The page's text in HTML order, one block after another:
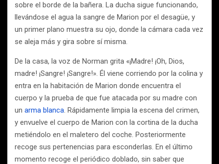
sobre el borde de la bañera. La ducha sigue funcionando,
llevándose el agua la sangre de Marion por el desagüe, y
un primer plano muestra su ojo, donde la cámara cada vez
se aleja más y gira sobre sí misma.
De la casa, la voz de Norman grita «¡Madre! ¡Oh, Dios,
madre! ¡Sangre! ¡Sangre!». Él viene corriendo por la colina y
entra en la habitación de Marion donde encuentra el
cuerpo y la prueba de que fue atacada por su madre con
un arma blanca. Rápidamente limpia la escena del crimen,
y envuelve el cuerpo de Marion con la cortina de la ducha
metiéndolo en el maletero del coche. Posteriormente
recoge sus pertenencias para esconderlas. En el último
momento recoge el periódico doblado, sin saber que